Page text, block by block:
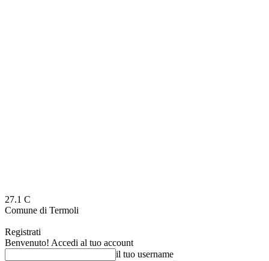
27.1 C
Comune di Termoli
Registrati
Benvenuto! Accedi al tuo account
il tuo username